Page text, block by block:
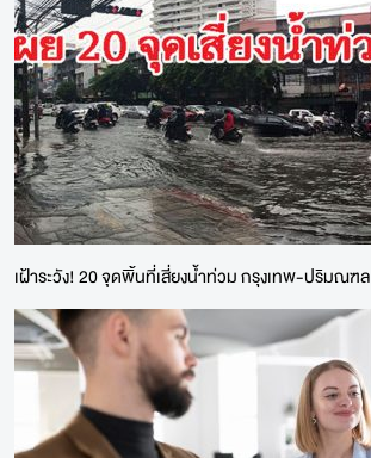
เฝ้าระวัง! 20 จุดพิ้นที่เสี่ยงน้ำท่วม กรุงเทพ-ปริมณฑล